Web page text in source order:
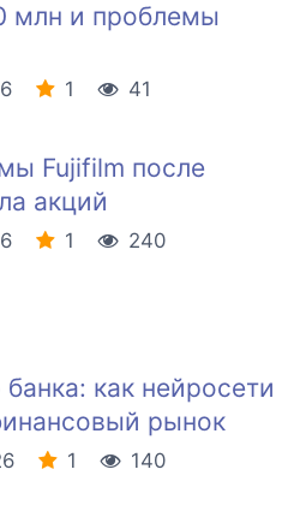
млн и проблемы
1
41
Fujifilm после
акций
1
240
как нейросети
рынок
1
140